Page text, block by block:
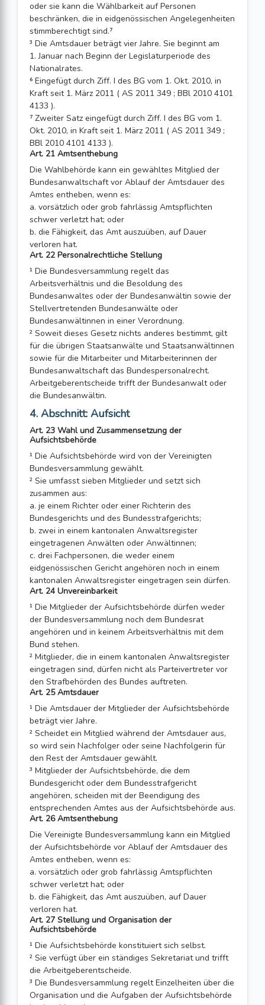
oder sie kann die Wählbarkeit auf Personen
beschränken, die in eidgenös­sischen Angelegenheiten
stimmberechtigt sind.⁷
³ Die Amtsdauer beträgt vier Jahre. Sie beginnt am
1. Januar nach Beginn der Le­gislaturperiode des
Nationalrates.
⁶ Eingefügt durch Ziff. I des BG vom 1. Okt. 2010, in
Kraft seit 1. März 2011 ( AS 2011 349 ; BBl 2010 4101
4133 ).
⁷ Zweiter Satz eingefügt durch Ziff. I des BG vom 1.
Okt. 2010, in Kraft seit 1. März 2011 ( AS 2011 349 ;
BBl 2010 4101 4133 ).
Art. 21 Amtsenthebung
Die Wahlbehörde kann ein gewähltes Mitglied der
Bundesanwaltschaft vor Ablauf der Amtsdauer des
Amtes entheben, wenn es:
a. vorsätzlich oder grob fahrlässig Amtspflichten
schwer verletzt hat; oder
b. die Fähigkeit, das Amt auszuüben, auf Dauer
verloren hat.
Art. 22 Personalrechtliche Stellung
¹ Die Bundesversammlung regelt das
Arbeitsverhältnis und die Besoldung des
Bundesanwaltes oder der Bundesanwältin sowie der
Stellvertretenden Bundesan­wälte oder
Bundesanwältinnen in einer Verordnung.
² Soweit dieses Gesetz nichts anderes bestimmt, gilt
für die übrigen Staatsanwälte und Staatsanwältinnen
sowie für die Mitarbeiter und Mitarbeiterinnen der
Bundes­anwaltschaft das Bundespersonalrecht.
Arbeitgeberentscheide trifft der Bundesan­walt oder
die Bundesanwältin.
4. Abschnitt: Aufsicht
Art. 23 Wahl und Zusammensetzung der
Aufsichtsbehörde
¹ Die Aufsichtsbehörde wird von der Vereinigten
Bundesversammlung gewählt.
² Sie umfasst sieben Mitglieder und setzt sich
zusammen aus:
a. je einem Richter oder einer Richterin des
Bundesgerichts und des Bundesstraf­gerichts;
b. zwei in einem kantonalen Anwaltsregister
eingetragenen Anwälten oder An­wältinnen;
c. drei Fachpersonen, die weder einem
eidgenössischen Gericht angehören noch in einem
kantonalen Anwaltsregister eingetragen sein dürfen.
Art. 24 Unvereinbarkeit
¹ Die Mitglieder der Aufsichtsbehörde dürfen weder
der Bundesversammlung noch dem Bundesrat
angehören und in keinem Arbeitsverhältnis mit dem
Bund stehen.
² Mitglieder, die in einem kantonalen Anwaltsregister
eingetragen sind, dürfen nicht als Parteivertreter vor
den Strafbehörden des Bundes auftreten.
Art. 25 Amtsdauer
¹ Die Amtsdauer der Mitglieder der Aufsichtsbehörde
beträgt vier Jahre.
² Scheidet ein Mitglied während der Amtsdauer aus,
so wird sein Nachfolger oder seine Nachfolgerin für
den Rest der Amtsdauer gewählt.
³ Mitglieder der Aufsichtsbehörde, die dem
Bundesgericht oder dem Bundesstrafge­richt
angehören, scheiden mit der Beendigung des
entsprechenden Amtes aus der Aufsichtsbehörde aus.
Art. 26 Amtsenthebung
Die Vereinigte Bundesversammlung kann ein Mitglied
der Aufsichtsbehörde vor Ablauf der Amtsdauer des
Amtes entheben, wenn es:
a. vorsätzlich oder grob fahrlässig Amtspflichten
schwer verletzt hat; oder
b. die Fähigkeit, das Amt auszuüben, auf Dauer
verloren hat.
Art. 27 Stellung und Organisation der
Aufsichtsbehörde
¹ Die Aufsichtsbehörde konstituiert sich selbst.
² Sie verfügt über ein ständiges Sekretariat und trifft
die Arbeitgeberentscheide.
³ Die Bundesversammlung regelt Einzelheiten über die
Organisation und die Aufga­ben der Aufsichtsbehörde